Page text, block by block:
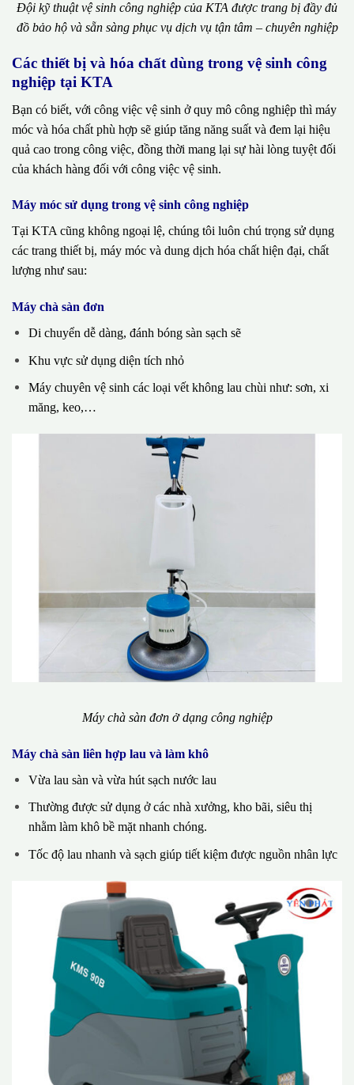
Đội kỹ thuật vệ sinh công nghiệp của KTA được trang bị đầy đủ
đồ bảo hộ và sẵn sàng phục vụ dịch vụ tận tâm – chuyên nghiệp
Các thiết bị và hóa chất dùng trong vệ sinh công
nghiệp tại KTA
Bạn có biết, với công việc vệ sinh ở quy mô công nghiệp thì máy
móc và hóa chất phù hợp sẽ giúp tăng năng suất và đem lại hiệu
quả cao trong công việc, đồng thời mang lại sự hài lòng tuyệt đối
của khách hàng đối với công việc vệ sinh.
Máy móc sử dụng trong vệ sinh công nghiệp
Tại KTA cũng không ngoại lệ, chúng tôi luôn chú trọng sử dụng
các trang thiết bị, máy móc và dung dịch hóa chất hiện đại, chất
lượng như sau:
Máy chà sàn đơn
Di chuyển dễ dàng, đánh bóng sàn sạch sẽ
Khu vực sử dụng diện tích nhỏ
Máy chuyên vệ sinh các loại vết không lau chùi như: sơn, xi
măng, keo,…
Máy chà sàn đơn ở dạng công nghiệp
Máy chà sàn liên hợp lau và làm khô
Vừa lau sàn và vừa hút sạch nước lau
Thường được sử dụng ở các nhà xưởng, kho bãi, siêu thị
nhằm làm khô bề mặt nhanh chóng.
Tốc độ lau nhanh và sạch giúp tiết kiệm được nguồn nhân lực